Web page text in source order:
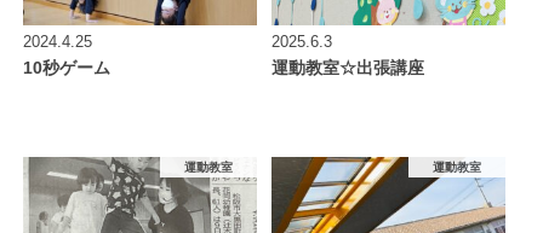
2024.4.25
10秒ゲーム
2025.6.3
運動教室☆出張講座
運動教室 運動教室